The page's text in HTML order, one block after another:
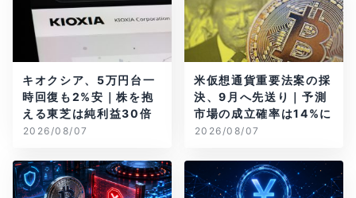
キオクシア、5万円台一
時回復も2%安｜株を抱
える東芝は純利益30倍
2026/08/07
米仮想通貨重要法案の採
決、9月へ先送り｜予測
市場の成立確率は14%に
2026/08/07